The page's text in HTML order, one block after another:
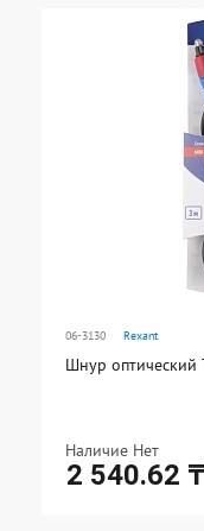
06-3130 Rexant
Шнур оптический
Наличие Нет
2 540.62 ₸